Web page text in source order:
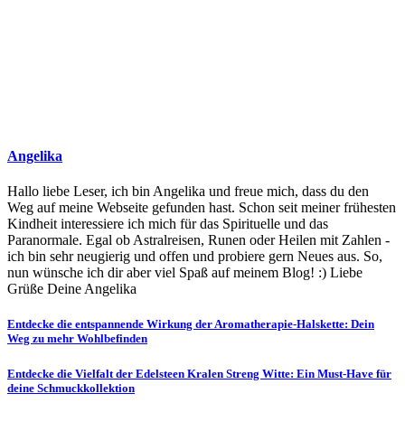
Angelika
Hallo liebe Leser, ich bin Angelika und freue mich, dass du den
Weg auf meine Webseite gefunden hast. Schon seit meiner frühesten
Kindheit interessiere ich mich für das Spirituelle und das
Paranormale. Egal ob Astralreisen, Runen oder Heilen mit Zahlen -
ich bin sehr neugierig und offen und probiere gern Neues aus. So,
nun wünsche ich dir aber viel Spaß auf meinem Blog! :) Liebe
Grüße Deine Angelika
Beitragsnavigation
Entdecke die entspannende Wirkung der Aromatherapie-Halskette: Dein
Weg zu mehr Wohlbefinden
Entdecke die Vielfalt der Edelsteen Kralen Streng Witte: Ein Must-Have für
deine Schmuckkollektion